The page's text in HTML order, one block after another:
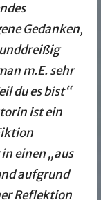
Gedanken,
m.E. sehr
du es bist“
ist ein
einen „aus
aufgrund
Reflektion